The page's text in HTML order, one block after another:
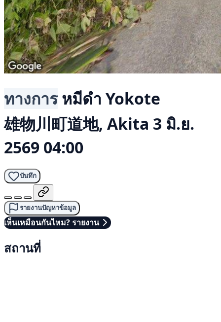
ทางการ หมีดำ Yokote
雄物川町道地, Akita 3 มิ.ย.
2569 04:00
บันทึก
รายงานปัญหาข้อมูล
เห็นเหมือนกันไหม? รายงาน
สถานที่